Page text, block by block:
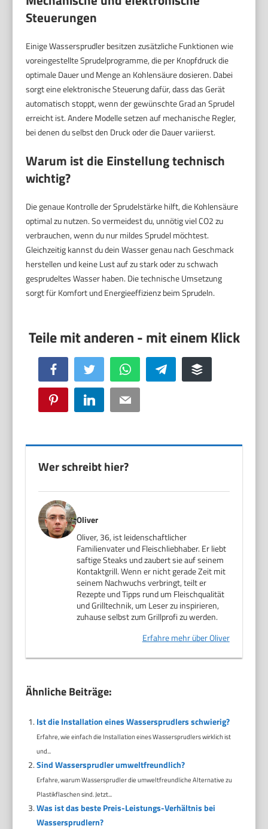
Steuerungen
Einige Wassersprudler besitzen zusätzliche Funktionen wie
voreingestellte Sprudelprogramme, die per Knopfdruck die
optimale Dauer und Menge an Kohlensäure dosieren. Dabei
sorgt eine elektronische Steuerung dafür, dass das Gerät
automatisch stoppt, wenn der gewünschte Grad an Sprudel
erreicht ist. Andere Modelle setzen auf mechanische Regler,
bei denen du selbst den Druck oder die Dauer variierst.
Warum ist die Einstellung technisch
wichtig?
Die genaue Kontrolle der Sprudelstärke hilft, die Kohlensäure
optimal zu nutzen. So vermeidest du, unnötig viel CO2 zu
verbrauchen, wenn du nur mildes Sprudel möchtest.
Gleichzeitig kannst du dein Wasser genau nach Geschmack
herstellen und keine Lust auf zu stark oder zu schwach
gesprudeltes Wasser haben. Die technische Umsetzung
sorgt für Komfort und Energieeffizienz beim Sprudeln.
Facebook Twitter WhatsApp Telegram Buffer
Pinterest LinkedIn Email
Wer schreibt hier?
Oliver
Oliver, 36, ist leidenschaftlicher
Familienvater und Fleischliebhaber. Er liebt
saftige Steaks und zaubert sie auf seinem
Kontaktgrill. Wenn er nicht gerade Zeit mit
seinem Nachwuchs verbringt, teilt er
Rezepte und Tipps rund um Fleischqualität
und Grilltechnik, um Leser zu inspirieren,
zuhause selbst zum Grillprofi zu werden.
Erfahre mehr über Oliver
Ähnliche Beiträge:
Ist die Installation eines Wassersprudlers schwierig?
Erfahre, wie einfach die Installation eines Wassersprudlers wirklich ist
und...
Sind Wassersprudler umweltfreundlich?
Erfahre, warum Wassersprudler die umweltfreundliche Alternative zu
Plastikflaschen sind. Jetzt...
Was ist das beste Preis-Leistungs-Verhältnis bei
Wassersprudlern?